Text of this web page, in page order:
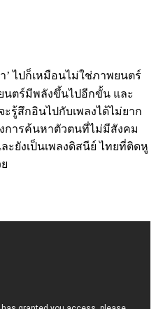
า’ ไปก็เหมือนไม่ใช่ภาพยนตร์
นตร์มีพลังขึ้นไปอีกขั้น และ
ะรู้สึกอินไปกับเพลงได้ไม่ยาก
การค้นหาตัวตนที่ไม่มีสังคม
ะยังเป็นเพลงดิสนีย์ ไทยที่ติดหู